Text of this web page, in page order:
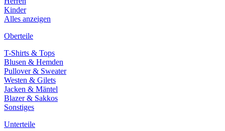
Kinder
Alles anzeigen
Oberteile
T-Shirts & Tops
Blusen & Hemden
Pullover & Sweater
Westen & Gilets
Jacken & Mäntel
Blazer & Sakkos
Sonstiges
Unterteile